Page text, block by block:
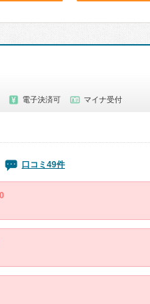
電子決済可 マイナ受付
口コミ49件